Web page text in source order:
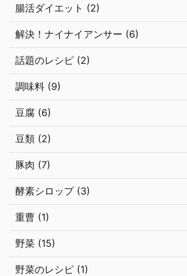
腸活ダイエット (2)
解決！ナイナイアンサー (6)
話題のレシピ (2)
調味料 (9)
豆腐 (6)
豆類 (2)
豚肉 (7)
酵素シロップ (3)
重曹 (1)
野菜 (15)
野菜のレシピ (1)